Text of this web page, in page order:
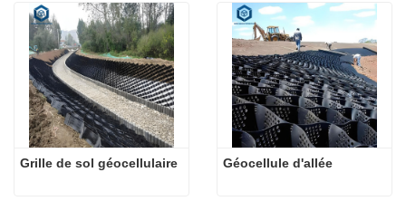
Grille de sol géocellulaire Géocellule d'allée